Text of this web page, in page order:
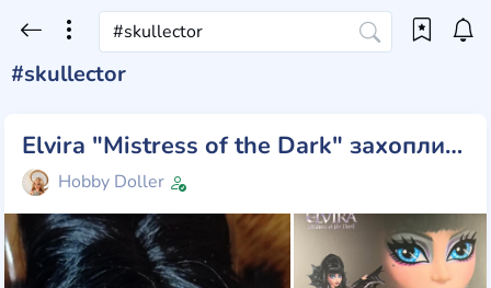
#skullector
Elvira "Mistress of the Dark" захоплива та суперечлива лялька Skullector від Monster High
Hobby Doller